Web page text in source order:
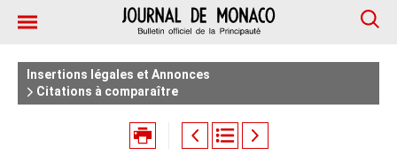
Insertions légales et Annonces
Citations à comparaître